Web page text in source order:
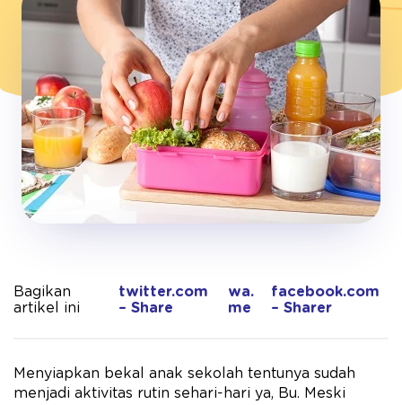
Bagikan
artikel ini
twitter.com
– Share
wa.
me
facebook.com
– Sharer
Menyiapkan bekal anak sekolah tentunya sudah
menjadi aktivitas rutin sehari-hari ya, Bu. Meski